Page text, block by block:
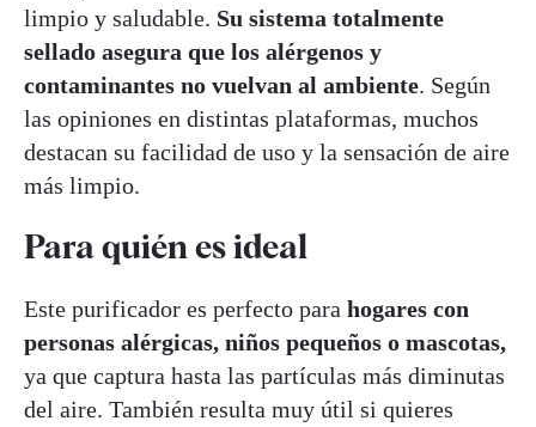
limpio y saludable. Su sistema totalmente
sellado asegura que los alérgenos y
contaminantes no vuelvan al ambiente. Según
las opiniones en distintas plataformas, muchos
destacan su facilidad de uso y la sensación de aire
más limpio.
Para quién es ideal
Este purificador es perfecto para hogares con
personas alérgicas, niños pequeños o mascotas,
ya que captura hasta las partículas más diminutas
del aire. También resulta muy útil si quieres